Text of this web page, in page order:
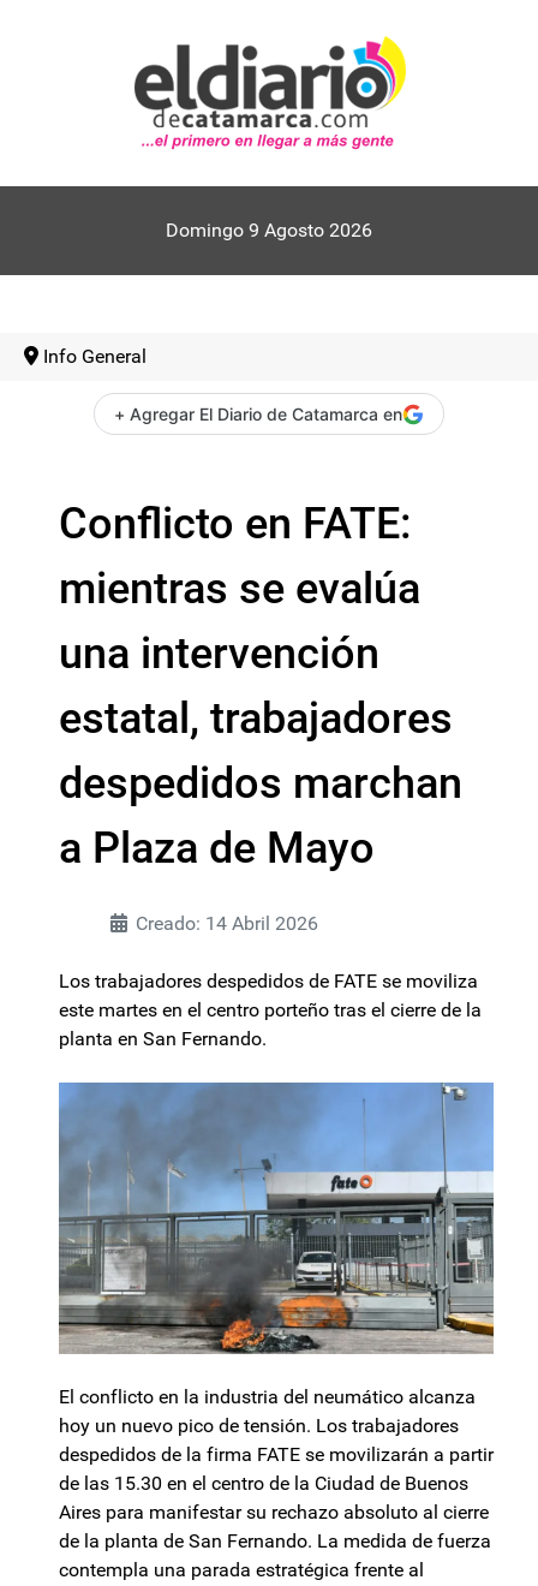
Domingo 9 Agosto 2026
Info General
+ Agregar El Diario de Catamarca en
Conflicto en FATE:
mientras se evalúa
una intervención
estatal, trabajadores
despedidos marchan
a Plaza de Mayo
Creado: 14 Abril 2026
Los trabajadores despedidos de FATE se moviliza
este martes en el centro porteño tras el cierre de la
planta en San Fernando.
El conflicto en la industria del neumático alcanza
hoy un nuevo pico de tensión. Los trabajadores
despedidos de la firma FATE se movilizarán a partir
de las 15.30 en el centro de la Ciudad de Buenos
Aires para manifestar su rechazo absoluto al cierre
de la planta de San Fernando. La medida de fuerza
contempla una parada estratégica frente al